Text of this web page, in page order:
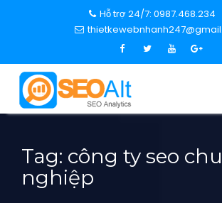
c
Hỗ trợ 24/7: 0987.468.234
Tag: công ty seo
nghiệp